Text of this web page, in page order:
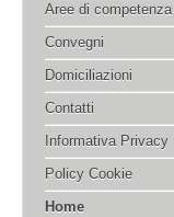
Aree di competenza
Convegni
Domiciliazioni
Contatti
Informativa Privacy
Policy Cookie
Home